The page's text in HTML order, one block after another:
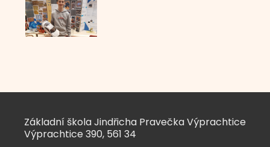
Základní škola Jindřicha Pravečka Výprachtice
Výprachtice 390, 561 34